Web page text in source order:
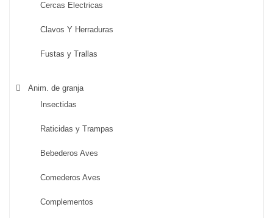
Cercas Electricas
Clavos Y Herraduras
Fustas y Trallas
Anim. de granja
Insectidas
Raticidas y Trampas
Bebederos Aves
Comederos Aves
Complementos